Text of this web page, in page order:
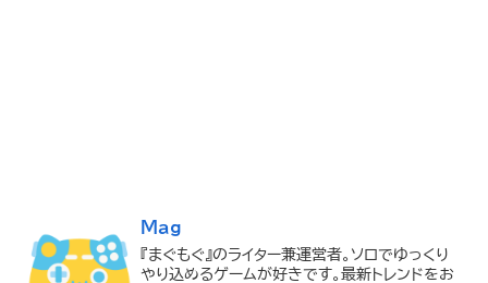
Mag
『まぐもぐ』のライター兼運営者。ソロでゆっくり
やり込めるゲームが好きです。最新トレンドをお